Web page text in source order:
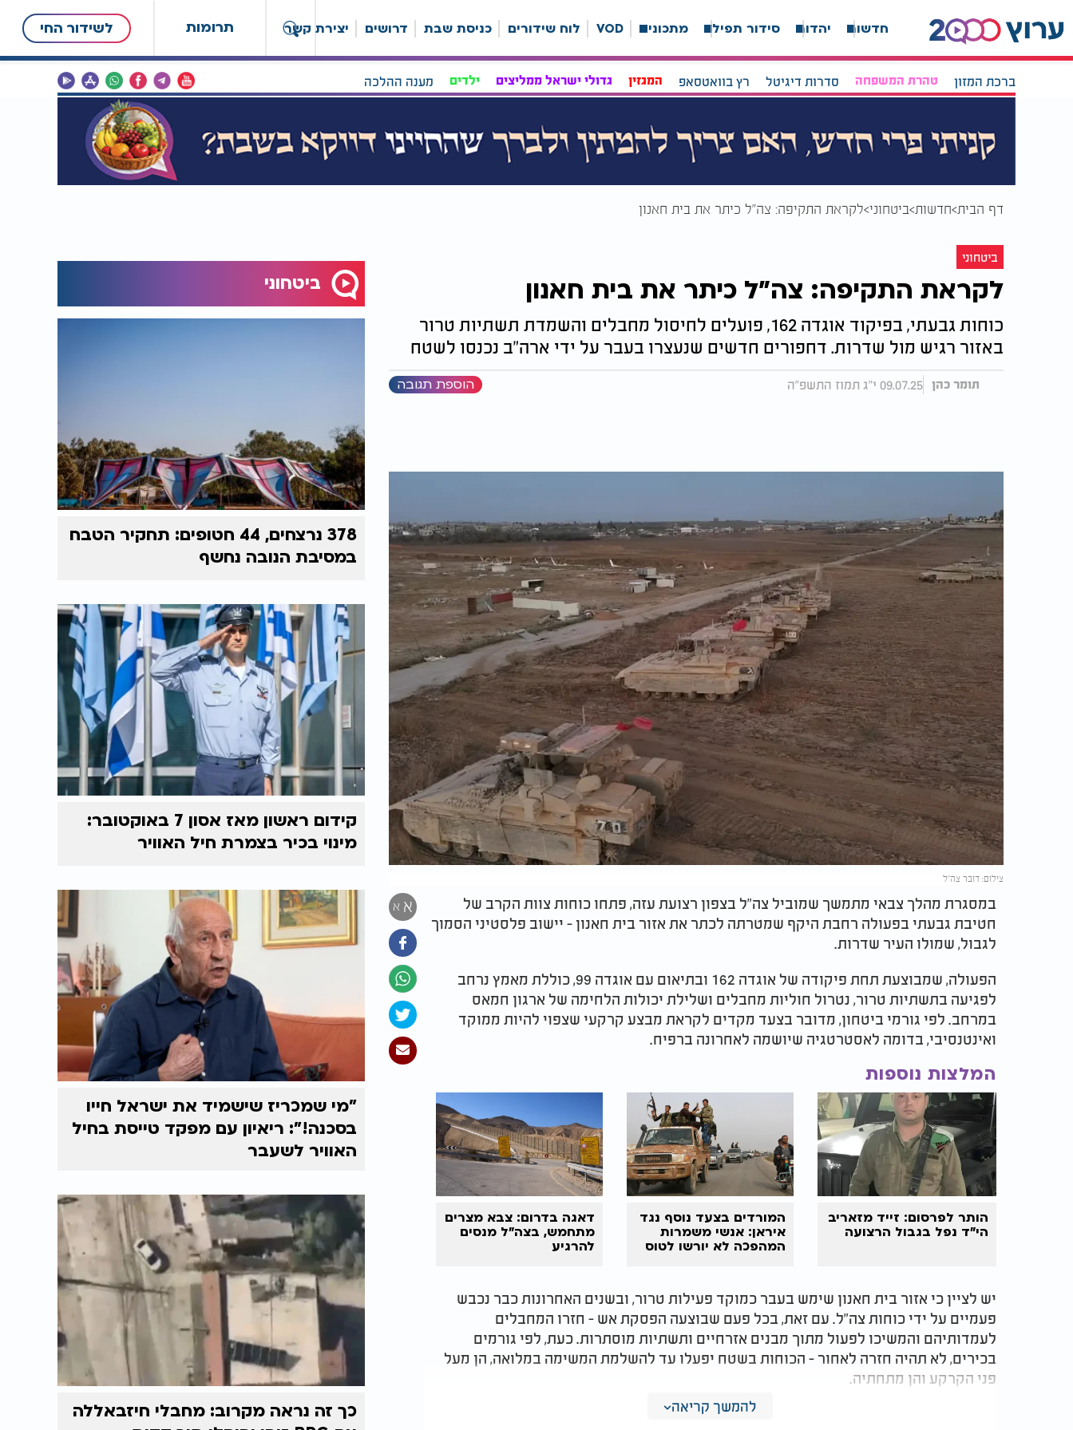
תרומות לשידור החי חדשות יהדות סידור תפילה מתכונים VOD לוח שידורים כניסת שבת דרושים יצירת קשר
ברכת המזון טהרת המשפחה סדרות דיגיטל רץ בוואטסאפ המגזין גדולי ישראל ממליצים ילדים מענה ההלכה
דף הבית חדשות ביטחוני לקראת התקיפה: צה"ל כיתר את בית חאנון
ביטחוני
לקראת התקיפה: צה"ל כיתר את בית חאנון
כוחות גבעתי, בפיקוד אוגדה 162, פועלים לחיסול מחבלים והשמדת תשתיות טרור
באזור רגיש מול שדרות. דחפורים חדשים שנעצרו בעבר על ידי ארה"ב נכנסו לשטח
תומר כהן 09.07.25 י"ג תמוז התשפ"ה הוספת תגובה
צילום: דובר צה"ל
א א
במסגרת מהלך צבאי מתמשך שמוביל צה"ל בצפון רצועת עזה, פתחו כוחות צוות הקרב של
חטיבת גבעתי בפעולה רחבת היקף שמטרתה לכתר את אזור בית חאנון - יישוב פלסטיני הסמוך
לגבול, שמולו העיר שדרות.
הפעולה, שמבוצעת תחת פיקודה של אוגדה 162 ובתיאום עם אוגדה 99, כוללת מאמץ נרחב
לפגיעה בתשתיות טרור, נטרול חוליות מחבלים ושלילת יכולות הלחימה של ארגון חמאס
במרחב. לפי גורמי ביטחון, מדובר בצעד מקדים לקראת מבצע קרקעי שצפוי להיות ממוקד
ואינטנסיבי, בדומה לאסטרטגיה שיושמה לאחרונה ברפיח.
המלצות נוספות
הותר לפרסום: זייד מזאריב
הי"ד נפל בגבול הרצועה
המורדים בצעד נוסף נגד
איראן: אנשי משמרות
המהפכה לא יורשו לטוס
דאגה בדרום: צבא מצרים
מתחמש, בצה"ל מנסים
להרגיע
יש לציין כי אזור בית חאנון שימש בעבר כמוקד פעילות טרור, ובשנים האחרונות כבר נכבש
פעמיים על ידי כוחות צה"ל. עם זאת, בכל פעם שבוצעה הפסקת אש - חזרו המחבלים
לעמדותיהם והמשיכו לפעול מתוך מבנים אזרחיים ותשתיות מוסתרות. כעת, לפי גורמים
בכירים, לא תהיה חזרה לאחור - הכוחות בשטח יפעלו עד להשלמת המשימה במלואה, הן מעל
פני הקרקע והן מתחתיה.
להמשך קריאה
ביטחוני
378 נרצחים, 44 חטופים: תחקיר הטבח
במסיבת הנובה נחשף
קידום ראשון מאז אסון 7 באוקטובר:
מינוי בכיר בצמרת חיל האוויר
"מי שמכריז שישמיד את ישראל חייו
בסכנה!": ריאיון עם מפקד טייסת בחיל
האוויר לשעבר
כך זה נראה מקרוב: מחבלי חיזבאללה